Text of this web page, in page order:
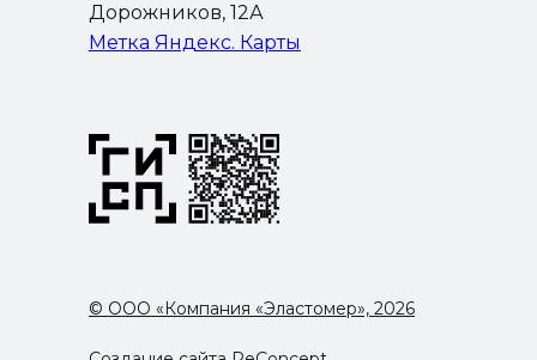
Дорожников, 12А
Метка Яндекс. Карты
© ООО «Компания «Эластомер», 2026